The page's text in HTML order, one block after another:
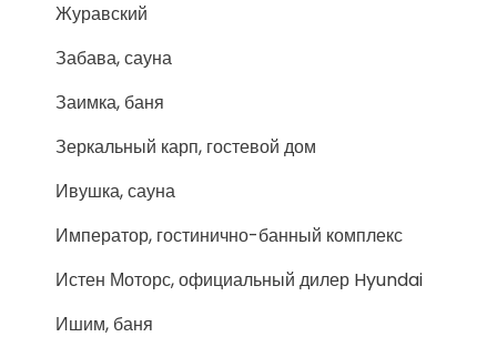
Журавский
Забава, сауна
Заимка, баня
Зеркальный карп, гостевой дом
Ивушка, сауна
Император, гостинично-банный комплекс
Истен Моторс, официальный дилер Hyundai
Ишим, баня